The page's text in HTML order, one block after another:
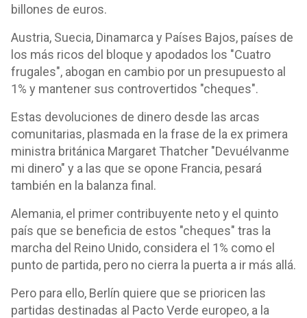
billones de euros.
Austria, Suecia, Dinamarca y Países Bajos, países de
los más ricos del bloque y apodados los "Cuatro
frugales", abogan en cambio por un presupuesto al
1% y mantener sus controvertidos "cheques".
Estas devoluciones de dinero desde las arcas
comunitarias, plasmada en la frase de la ex primera
ministra británica Margaret Thatcher "Devuélvanme
mi dinero" y a las que se opone Francia, pesará
también en la balanza final.
Alemania, el primer contribuyente neto y el quinto
país que se beneficia de estos "cheques" tras la
marcha del Reino Unido, considera el 1% como el
punto de partida, pero no cierra la puerta a ir más allá.
Pero para ello, Berlín quiere que se prioricen las
partidas destinadas al Pacto Verde europeo, a la